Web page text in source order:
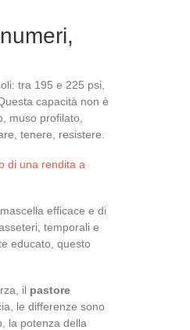
tra 195 e 225 psi,
capacità non è
muso profilato,
tenere, resistere.
di una rendita a
efficace e di
temporali e
educato, questo
il pastore
le differenze sono
la potenza della